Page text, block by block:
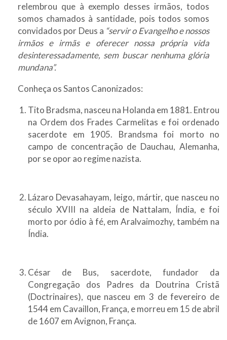
relembrou que à exemplo desses irmãos, todos
somos chamados à santidade, pois todos somos
convidados por Deus a “servir o Evangelho e nossos
irmãos e irmãs e oferecer nossa própria vida
desinteressadamente, sem buscar nenhuma glória
mundana”.
Conheça os Santos Canonizados:
Tito Bradsma, nasceu na Holanda em 1881. Entrou
na Ordem dos Frades Carmelitas e foi ordenado
sacerdote em 1905. Brandsma foi morto no
campo de concentração de Dauchau, Alemanha,
por se opor ao regime nazista.
Lázaro Devasahayam, leigo, mártir, que nasceu no
século XVIII na aldeia de Nattalam, Índia, e foi
morto por ódio à fé, em Aralvaimozhy, também na
Índia.
César de Bus, sacerdote, fundador da
Congregação dos Padres da Doutrina Cristã
(Doctrinaires), que nasceu em 3 de fevereiro de
1544 em Cavaillon, França, e morreu em 15 de abril
de 1607 em Avignon, França.